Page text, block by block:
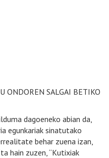
ONDOREN SALGAI BETIKO
dagoeneko abian da,
egunkariak sinatutako
behar zuena izan,
hain zuzen, “Kutixiak